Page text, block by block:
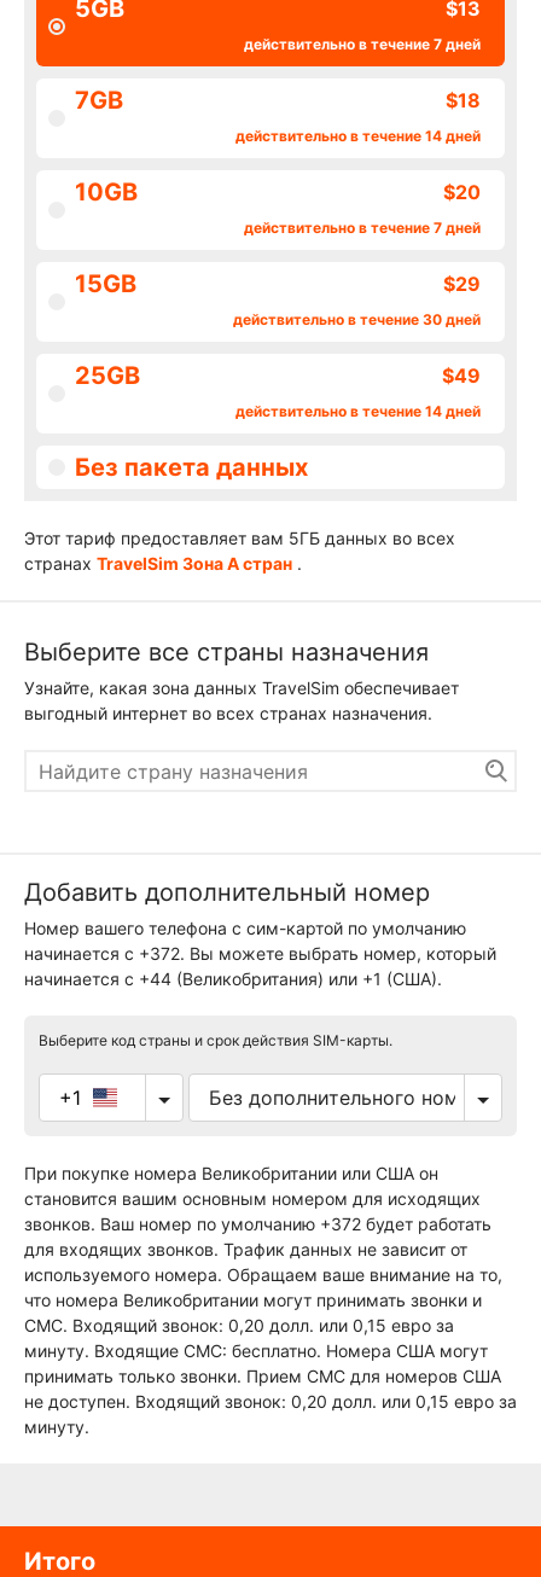
$13
5GB
действительно в течение 7 дней
$18
7GB
действительно в течение 14 дней
$20
10GB
действительно в течение 7 дней
$29
15GB
действительно в течение 30 дней
$49
25GB
действительно в течение 14 дней
Без пакета данных
Этот тариф предоставляет вам 5ГБ данных во всех
странах TravelSim Зона А стран .
Выберите все страны назначения
Узнайте, какая зона данных TravelSim обеспечивает
выгодный интернет во всех странах назначения.
Добавить дополнительный номер
Номер вашего телефона с сим-картой по умолчанию
начинается с +372. Вы можете выбрать номер, который
начинается с +44 (Великобритания) или +1 (США).
Выберите код страны и срок действия SIM-карты.
+1
При покупке номера Великобритании или США он
становится вашим основным номером для исходящих
звонков. Ваш номер по умолчанию +372 будет работать
для входящих звонков. Трафик данных не зависит от
используемого номера. Обращаем ваше внимание на то,
что номера Великобритании могут принимать звонки и
СМС. Входящий звонок: 0,20 долл. или 0,15 евро за
минуту. Входящие СМС: бесплатно. Номера США могут
принимать только звонки. Прием СМС для номеров США
не доступен. Входящий звонок: 0,20 долл. или 0,15 евро за
минуту.
Итого